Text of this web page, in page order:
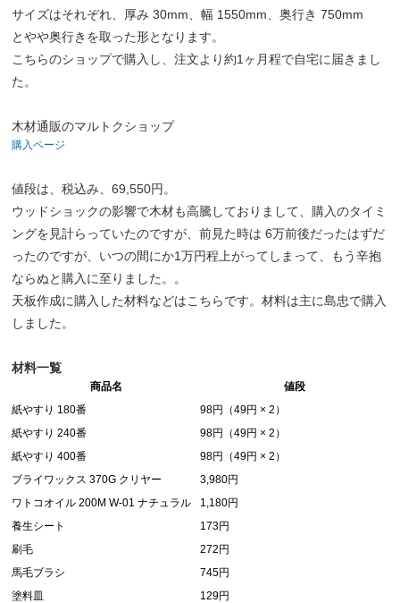
サイズはそれぞれ、厚み 30mm、幅 1550mm、奥行き 750mm
とやや奥行きを取った形となります。
こちらのショップで購入し、注文より約1ヶ月程で自宅に届きまし
た。
木材通販のマルトクショップ
購入ページ
値段は、税込み、69,550円。
ウッドショックの影響で木材も高騰しておりまして、購入のタイミ
ングを見計らっていたのですが、前見た時は 6万前後だったはずだ
ったのですが、いつの間にか1万円程上がってしまって、もう辛抱
ならぬと購入に至りました。。
天板作成に購入した材料などはこちらです。材料は主に島忠で購入
しました。
材料一覧
商品名
値段
紙やすり 180番
98円（49円 × 2）
紙やすり 240番
98円（49円 × 2）
紙やすり 400番
98円（49円 × 2）
ブライワックス 370G クリヤー
3,980円
ワトコオイル 200M W-01 ナチュラル
1,180円
養生シート
173円
刷毛
272円
馬毛ブラシ
745円
塗料皿
129円